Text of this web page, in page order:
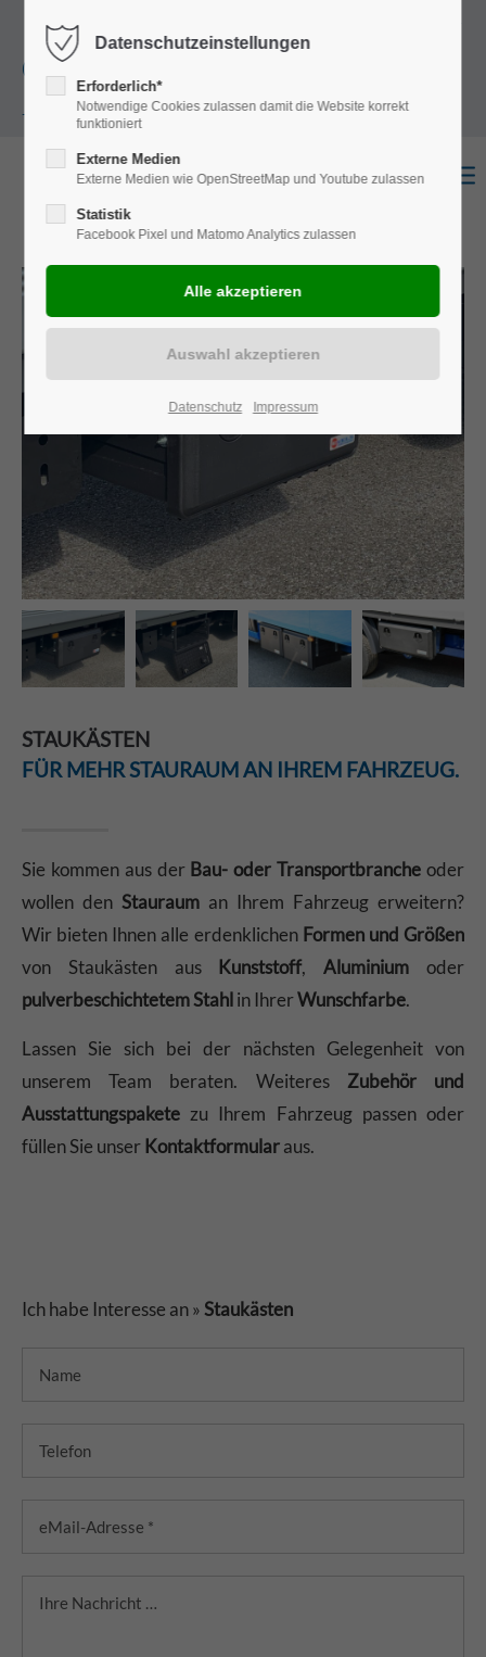
+49
(0)251 322 631
- 0
STAUKÄSTEN
FÜR MEHR STAURAUM AN IHREM FAHRZEUG.
Sie kommen aus der Bau- oder Transportbranche oder
wollen den Stauraum an Ihrem Fahrzeug erweitern?
Wir bieten Ihnen alle erdenklichen Formen und Größen
von Staukästen aus Kunststoff,Aluminium oder
pulverbeschichtetem Stahl in IhrerWunschfarbe.
Lassen Sie sich bei der nächsten Gelegenheit von
unserem Team beraten. Weiteres Zubehör und
Ausstattungspakete zu Ihrem Fahrzeug passen oder
füllen Sie unser Kontaktformularaus.
Ich habe Interesse an » Staukästen
Datenschutzeinstellungen
Erforderlich*
Notwendige Cookies zulassen damit die Website korrekt
funktioniert
Externe Medien
Externe Medien wie OpenStreetMap und Youtube zulassen
Statistik
Facebook Pixel und Matomo Analytics zulassen
Datenschutz Impressum